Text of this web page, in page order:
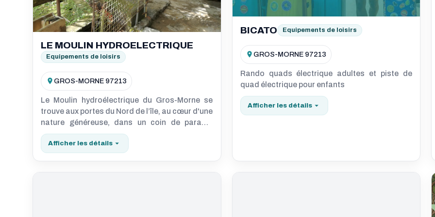
LE MOULIN HYDROELECTRIQUE
Equipements de loisirs
GROS-MORNE 97213
Le Moulin hydroélectrique du Gros-Morne se
trouve aux portes du Nord de l’île, au cœur d'une
nature généreuse, dans un coin de paradis
bordé par la rivière de la petite lézarde, qui
actionne sa roue et donne son nom au quartier.
Créé en 1933 par Monsieur Henry Marie Callixte,
Afficher les détails
BICATO Equipements de loisirs
GROS-MORNE 97213
Rando quads électrique adultes et piste de
quad électrique pour enfants
Afficher les détails